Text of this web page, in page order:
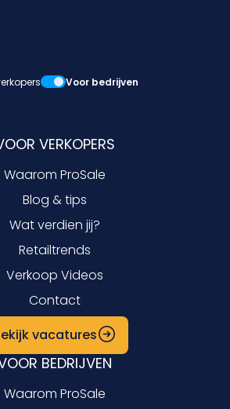
Voor bedrijven
VERKOPERS
Waarom ProSale
Blog & tips
Wat verdien jij?
Retailtrends
Verkoop Videos
Contact
vacatures
BEDRIJVEN
Waarom ProSale